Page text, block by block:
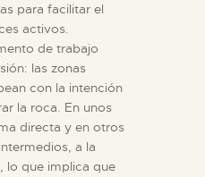
para facilitar el
activos.
de trabajo
las zonas
con la intención
la roca. En unos
directa y en otros
a la
lo que implica que